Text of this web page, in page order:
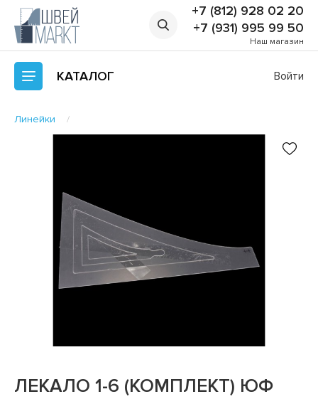
+7 (812) 928 02 20
+7 (931) 995 99 50
Наш магазин
КАТАЛОГ Войти
Линейки
ЛЕКАЛО 1-6 (КОМПЛЕКТ) ЮФ